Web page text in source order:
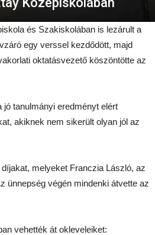
és Szakiskolában is lezárult a
egy verssel kezdődött, majd
oktatásvezető köszöntötte az
tanulmányi eredményt elért
akiknek nem sikerült olyan jól az
melyeket Franczia László, az
ünnepség végén mindenki átvette az
vehették át okleveleiket: